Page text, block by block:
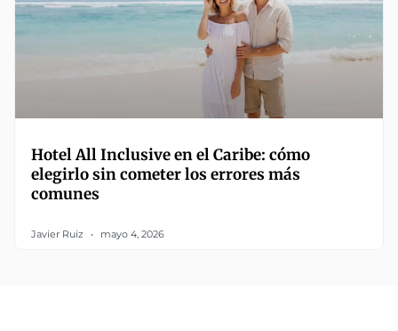
Hotel All Inclusive en el Caribe: cómo
elegirlo sin cometer los errores más
comunes
Javier Ruiz mayo 4, 2026